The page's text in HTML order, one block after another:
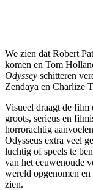
We zien dat Robert
komen en Tom
Odyssey schitteren
Zendaya en Charlize
Visueel draagt de
groots, serieus en
horrorachtig
Odysseus extra veel
luchtig of speels te
van het eeuwenoude
wereld opgenomen
zien.